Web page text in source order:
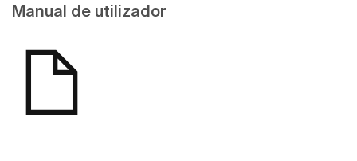
Manual de utilizador